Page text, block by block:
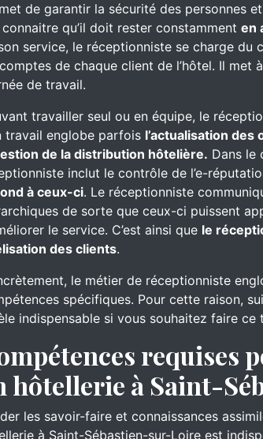
de garantir la sécurité des personnes
qu’il doit rester constamment en
service, le réceptionniste se charge
de chaque client de l’hôtel. Il
de travail.
travailler seul ou en équipe, le
travail englobe parfois l’actualisation
de la distribution hôtelière. Dans le
inclut le contrôle de l’e-
à ceux-ci. Le réceptionniste
de sorte que ceux-ci puissent
le service. C’est ainsi que le
des clients.
le métier de réceptionniste
spécifiques. Pour cette raison,
indispensable si vous souhaitez faire
requises
hôtellerie à Saint-
les savoir-faire et connaissances
à Saint-Sébastien-sur-Loire est